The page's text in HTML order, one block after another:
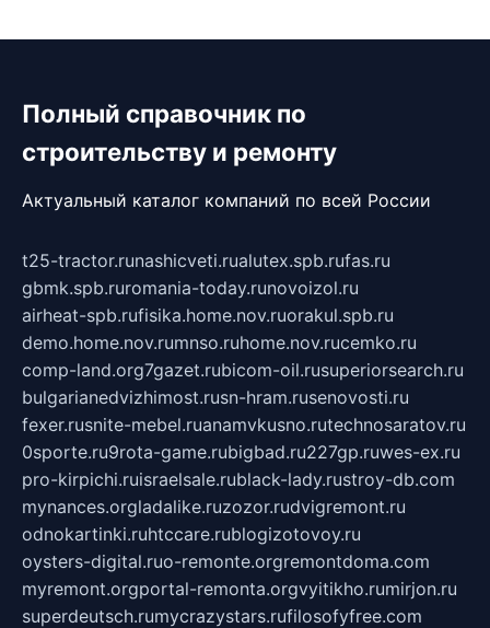
Полный справочник по
строительству и ремонту
Актуальный каталог компаний по всей России
t25-tractor.runashicveti.rualutex.spb.rufas.ru
gbmk.spb.ruromania-today.runovoizol.ru
airheat-spb.rufisika.home.nov.ruorakul.spb.ru
demo.home.nov.rumnso.ruhome.nov.rucemko.ru
comp-land.org7gazet.rubicom-oil.rusuperiorsearch.ru
bulgarianedvizhimost.rusn-hram.rusenovosti.ru
fexer.rusnite-mebel.ruanamvkusno.rutechnosaratov.ru
0sporte.ru9rota-game.rubigbad.ru227gp.ruwes-ex.ru
pro-kirpichi.ruisraelsale.rublack-lady.rustroy-db.com
mynances.orgladalike.ruzozor.rudvigremont.ru
odnokartinki.ruhtccare.rublogizotovoy.ru
oysters-digital.ruo-remonte.orgremontdoma.com
myremont.orgportal-remonta.orgvyitikho.rumirjon.ru
superdeutsch.rumycrazystars.rufilosofyfree.com